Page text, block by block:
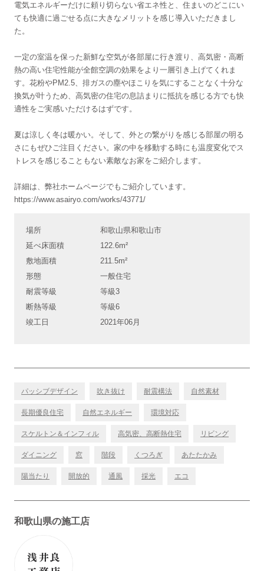
電気エネルギーだけに頼り切らない省エネ性と、住まいのどこにい
ても快適に過ごせる点に大きなメリットを感じ導入いただきまし
た。
一定の室温を保った新鮮な空気が各部屋に行き渡り、高気密・高断
熱の高い住宅性能が全館空調の効果をより一層引き上げてくれま
す。花粉やPM2.5、排ガスの塵やほこりを気にすることなく十分な
換気が叶うため、高気密の住宅の息詰まりに抵抗を感じる方でも快
適性をご実感いただけるはずです。
夏は涼しく冬は暖かい。そして、外との繋がりを感じる部屋の明る
さにもぜひご注目ください。家の中を移動する時にも温度変化でス
トレスを感じることもない素敵なお家をご紹介します。
詳細は、弊社ホームページでもご紹介しています。
https://www.asairyo.com/works/43771/
場所
和歌山県和歌山市
延べ床面積
122.6m²
敷地面積
211.5m²
形態
一般住宅
耐震等級
等級3
断熱等級
等級6
竣工日
2021年06月
パッシブデザイン 吹き抜け 耐震構法 自然素材
長期優良住宅 自然エネルギー 環境対応
スケルトン＆インフィル 高気密、高断熱住宅 リビング
ダイニング 窓 階段 くつろぎ あたたかみ
陽当たり 開放的 通風 採光 エコ
和歌山県の施工店